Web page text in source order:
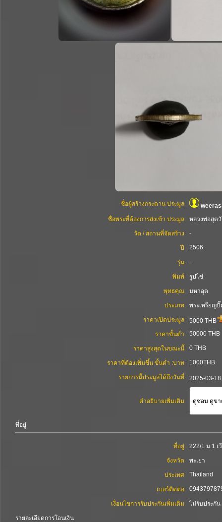
ชื่อผู้สร้างกระดาน ประมูล
ชื่อพระที่ต้องการส่งเข้า ประมูล
หลวงพ่อสุด
วัด / สถานที่จัดสร้าง -
ปี 2506
รุ่น -
พิมพ์ รูปไข่
พุทธคุณ มหาอุต
ประเภท พระเหรียญปั๊
ราคาเปิดประมูล
5000 THB
ราคาขั้นต่ำ
50000 THB
ราคาสูงสุดในขณะนี้ 0 THB
ราคาที่ต้องเพิ่มขึ้น ขั้นต่ำ :บาท 1000THB
รายการนี้ประมูลได้ถึงวันที่ 2025-03-
คำอธิบายเพิ่มเติม ดูชอบ ดูขา
ที่อยู่
ที่อยู่ 222/1 ม.1 เ
จังหวัด พะเยา
ประเทศ Thailand
เบอร์ติดต่อ
เงื่อนไขการรับประกันเพิ่มเติม ไม่รับประกัน
รายละเอียดการโอนเงิน